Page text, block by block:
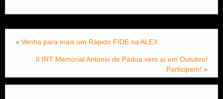
« Venha para mais um Rápido FIDE na ALEX
II IRT Memorial Antonio de Pádua vem aí em Outubro!
Participem! »